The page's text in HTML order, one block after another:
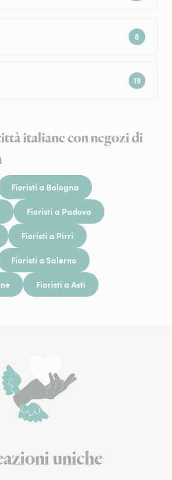
italiane con negozi di
Fioristi a Bologna
Fioristi a Padova
Fioristi a Pirri
Fioristi a Salerno
Fioristi a Asti
uniche